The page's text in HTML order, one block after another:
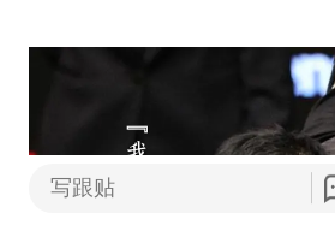
写跟贴